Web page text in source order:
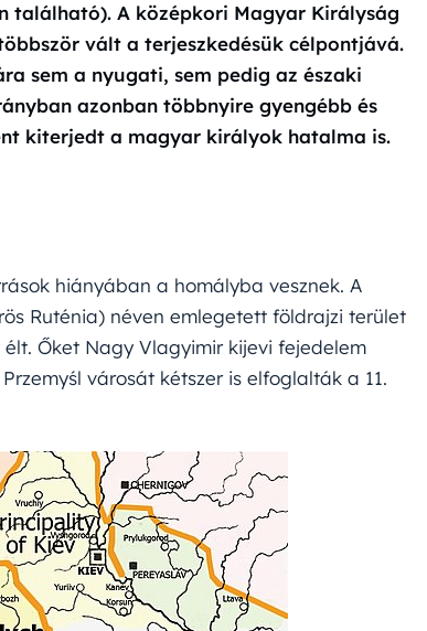
A középkori Magyar Királyság
vált a terjeszkedésük célpontjává.
sem a nyugati, sem pedig az északi
azonban többnyire gyengébb és
kiterjedt a magyar királyok hatalma is.
hiányában a homályba vesznek. A
Ruténia) néven emlegetett földrajzi terület
Őket Nagy Vlagyimir kijevi fejedelem
városát kétszer is elfoglalták a 11.